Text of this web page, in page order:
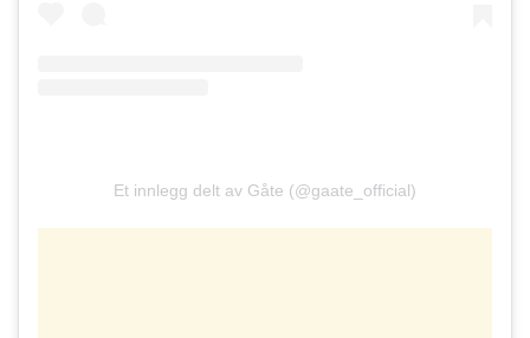
Et innlegg delt av Gåte (@gaate_official)